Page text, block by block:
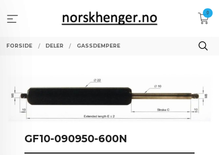
innholdet
0
FORSIDE DELER GASSDEMPERE
GF10-090950-600N